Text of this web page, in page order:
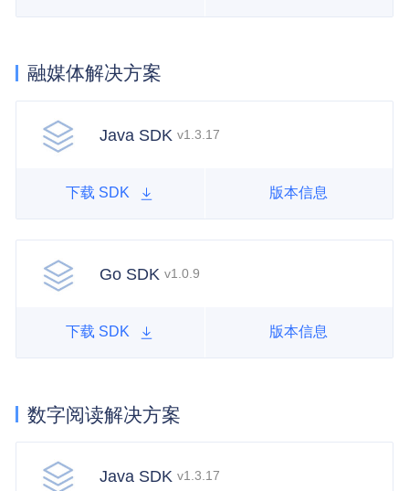
融媒体解决方案
Java SDK v1.3.17
下载 SDK 版本信息
Go SDK v1.0.9
下载 SDK 版本信息
数字阅读解决方案
Java SDK v1.3.17